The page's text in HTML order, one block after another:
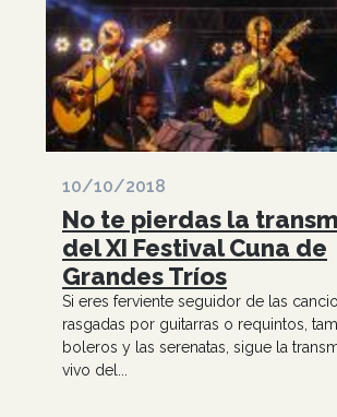
10/10/2018
No te pierdas la
del XI Festival Cuna de
Grandes Tríos
Si eres ferviente seguidor de las
rasgadas por guitarras o requintos,
boleros y las serenatas, sigue la
vivo del...